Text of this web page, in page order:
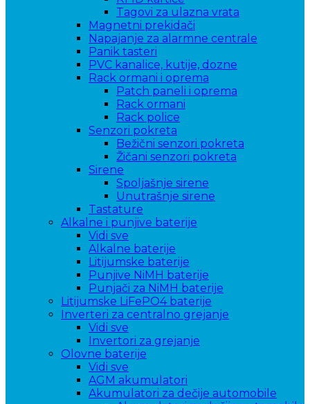
Tagovi za ulazna vrata
Magnetni prekidači
Napajanje za alarmne centrale
Panik tasteri
PVC kanalice, kutije, dozne
Rack ormani i oprema
Patch paneli i oprema
Rack ormani
Rack police
Senzori pokreta
Bežični senzori pokreta
Žičani senzori pokreta
Sirene
Spoljašnje sirene
Unutrašnje sirene
Tastature
Alkalne i punjive baterije
Vidi sve
Alkalne baterije
Litijumske baterije
Punjive NiMH baterije
Punjači za NiMH baterije
Litijumske LiFePO4 baterije
Inverteri za centralno grejanje
Vidi sve
Invertori za grejanje
Olovne baterije
Vidi sve
AGM akumulatori
Akumulatori za dečije automobile